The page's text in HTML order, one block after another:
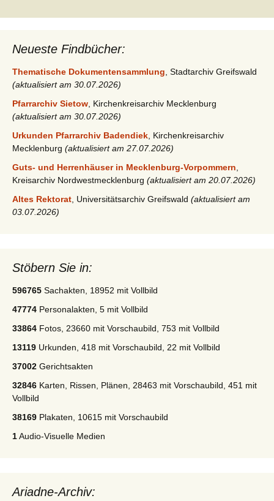
Neueste Findbücher:
Thematische Dokumentensammlung , Stadtarchiv Greifswald
(aktualisiert am 30.07.2026)
Pfarrarchiv Sietow , Kirchenkreisarchiv Mecklenburg
(aktualisiert am 30.07.2026)
Urkunden Pfarrarchiv Badendiek , Kirchenkreisarchiv
Mecklenburg (aktualisiert am 27.07.2026)
Guts- und Herrenhäuser in Mecklenburg-Vorpommern
Kreisarchiv Nordwestmecklenburg (aktualisiert am 20.07.2026)
Altes Rektorat , Universitätsarchiv Greifswald (aktualisiert am
03.07.2026)
Stöbern Sie in:
596765 Sachakten, 18952 mit Vollbild
47774 Personalakten, 5 mit Vollbild
33864 Fotos, 23660 mit Vorschaubild, 753 mit Vollbild
13119 Urkunden, 418 mit Vorschaubild, 22 mit Vollbild
37002 Gerichtsakten
32846 Karten, Rissen, Plänen, 28463 mit Vorschaubild, 451 mit
Vollbild
38169 Plakaten, 10615 mit Vorschaubild
1Audio-Visuelle Medien
Ariadne-Archiv: